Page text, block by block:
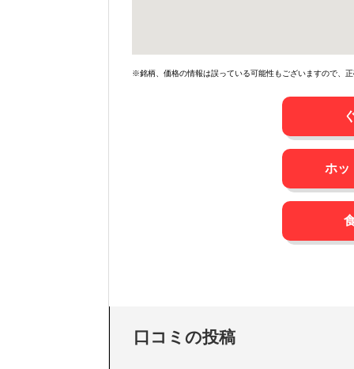
※銘柄、価格の情報は誤っている可能性もございますので、
ホッ
口コミの投稿